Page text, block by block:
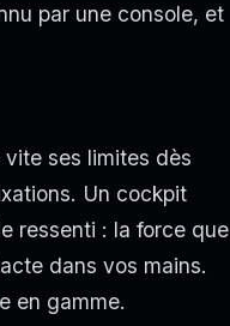
par une console, et
ses limites dès
Un cockpit
ressenti : la force que
dans vos mains.
en gamme.